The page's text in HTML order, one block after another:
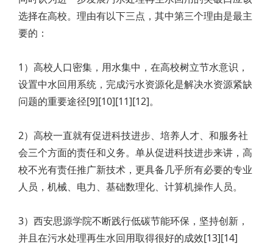
选择在高校。理由有以下三点，其中第三个理由是最主
要的：
1）高校人口密集，用水集中，在高校树立节水意识，
设置中水回用系统，完成污水资源化是解决水资源紧缺
问题的重要途径[9][10][11][12]。
2）高校一直就有促进科技进步、培养人才、和服务社
会三个方面的责任和义务。单从促进科技进步来讲，高
校不光有责任推广新技术，更具备几乎所有必要的专业
人员，机械、电力、基础数理化、计算机操作人员。
3）西安思源学院不断践行低碳节能环保，坚持创新，
并且在污水处理再生水回用取得很好的成效[13][14]